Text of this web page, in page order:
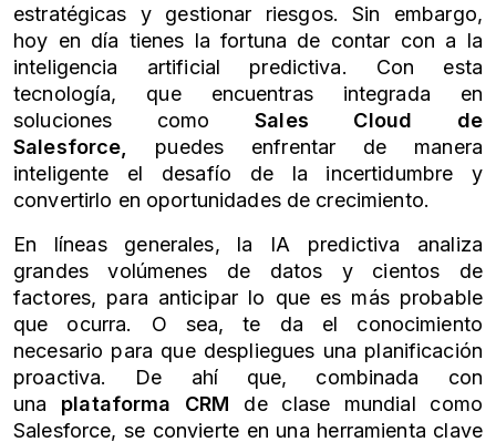
estratégicas y gestionar riesgos. Sin embargo,
hoy en día tienes la fortuna de contar con a la
inteligencia artificial predictiva. Con esta
tecnología, que encuentras integrada en
soluciones como
Sales Cloud de
Salesforce, puedes enfrentar de manera
inteligente el desafío de la incertidumbre y
convertirlo en oportunidades de crecimiento.
En líneas generales, la IA predictiva analiza
grandes volúmenes de datos y cientos de
factores, para anticipar lo que es más probable
que ocurra. O sea, te da el conocimiento
necesario para que despliegues una planificación
proactiva. De ahí que, combinada con
una
plataforma CRM
de clase mundial como
Salesforce, se convierte en una herramienta clave